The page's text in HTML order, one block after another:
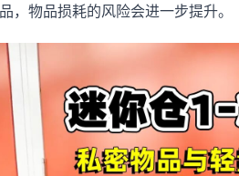
，物品损耗的风险会进一步提升。